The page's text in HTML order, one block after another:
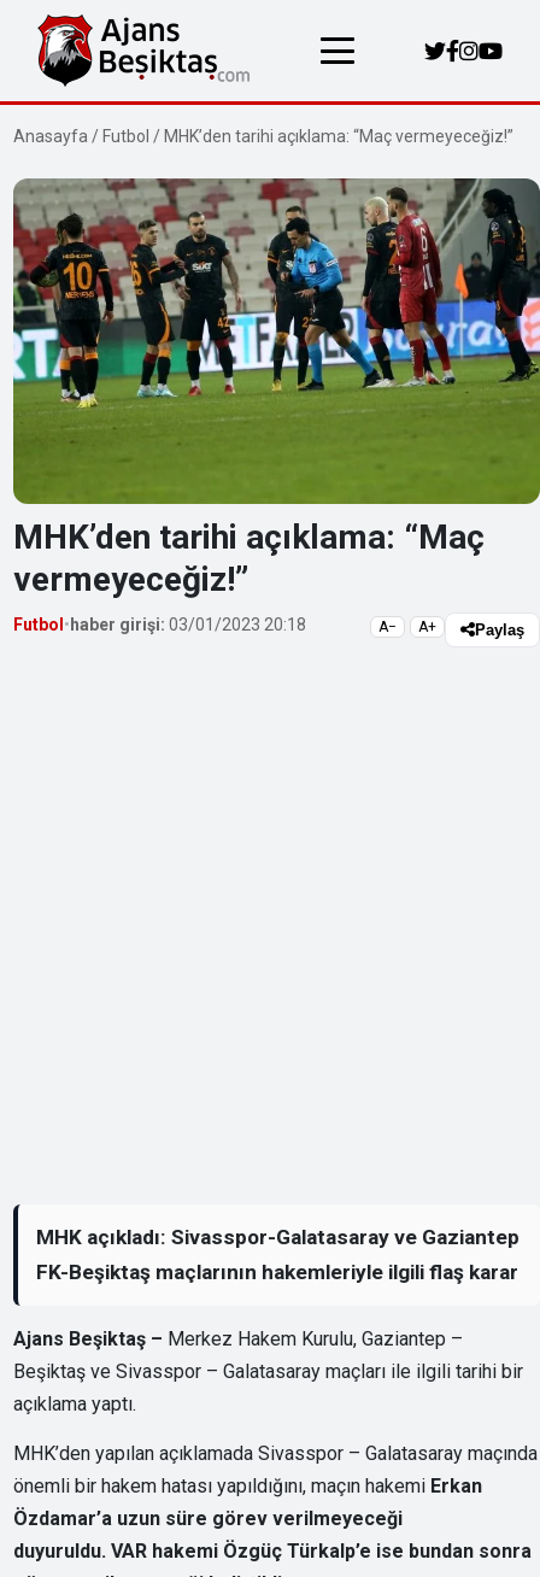
Anasayfa / Futbol / MHK’den tarihi açıklama: “Maç vermeyeceğiz!”
MHK’den tarihi açıklama: “Maç
vermeyeceğiz!”
Futbol • haber girişi: 03/01/2023 20:18 A− A+ Paylaş
MHK açıkladı: Sivasspor-Galatasaray ve Gaziantep
FK-Beşiktaş maçlarının hakemleriyle ilgili flaş karar
Ajans Beşiktaş – Merkez Hakem Kurulu, Gaziantep –
Beşiktaş ve Sivasspor – Galatasaray maçları ile ilgili tarihi bir
açıklama yaptı.
MHK’den yapılan açıklamada Sivasspor – Galatasaray maçında
önemli bir hakem hatası yapıldığını, maçın hakemi Erkan
Özdamar’a uzun süre görev verilmeyeceği
duyuruldu. VAR hakemi Özgüç Türkalp’e ise bundan sonra